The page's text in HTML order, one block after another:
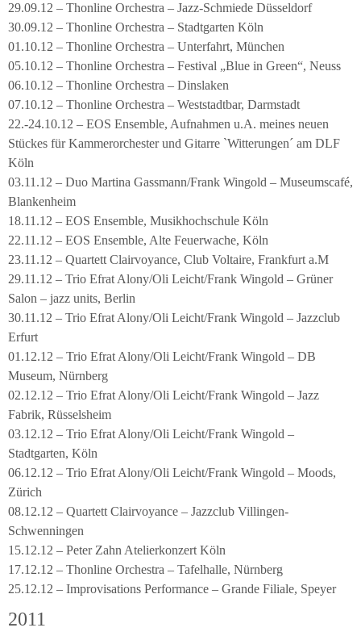
29.09.12 – Thonline Orchestra – Jazz-Schmiede Düsseldorf
30.09.12 – Thonline Orchestra – Stadtgarten Köln
01.10.12 – Thonline Orchestra – Unterfahrt, München
05.10.12 – Thonline Orchestra – Festival „Blue in Green“, Neuss
06.10.12 – Thonline Orchestra – Dinslaken
07.10.12 – Thonline Orchestra – Weststadtbar, Darmstadt
22.-24.10.12 – EOS Ensemble, Aufnahmen u.A. meines neuen
Stückes für Kammerorchester und Gitarre `Witterungen´ am DLF
Köln
03.11.12 – Duo Martina Gassmann/Frank Wingold – Museumscafé,
Blankenheim
18.11.12 – EOS Ensemble, Musikhochschule Köln
22.11.12 – EOS Ensemble, Alte Feuerwache, Köln
23.11.12 – Quartett Clairvoyance, Club Voltaire, Frankfurt a.M
29.11.12 – Trio Efrat Alony/Oli Leicht/Frank Wingold – Grüner
Salon – jazz units, Berlin
30.11.12 – Trio Efrat Alony/Oli Leicht/Frank Wingold – Jazzclub
Erfurt
01.12.12 – Trio Efrat Alony/Oli Leicht/Frank Wingold – DB
Museum, Nürnberg
02.12.12 – Trio Efrat Alony/Oli Leicht/Frank Wingold – Jazz
Fabrik, Rüsselsheim
03.12.12 – Trio Efrat Alony/Oli Leicht/Frank Wingold –
Stadtgarten, Köln
06.12.12 – Trio Efrat Alony/Oli Leicht/Frank Wingold – Moods,
Zürich
08.12.12 – Quartett Clairvoyance – Jazzclub Villingen-
Schwenningen
15.12.12 – Peter Zahn Atelierkonzert Köln
17.12.12 – Thonline Orchestra – Tafelhalle, Nürnberg
25.12.12 – Improvisations Performance – Grande Filiale, Speyer
2011